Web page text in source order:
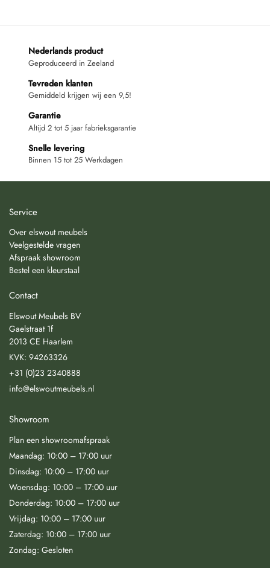
Nederlands product
Geproduceerd in Zeeland
Tevreden klanten
Gemiddeld krijgen wij een 9,5!
Garantie
Altijd 2 tot 5 jaar fabrieksgarantie
Snelle levering
Binnen 15 tot 25 Werkdagen
Service
Over elswout meubels
Veelgestelde vragen
Afspraak showroom
Bestel een kleurstaal
Contact
Elswout Meubels BV
Gaelstraat 1f
2013 CE Haarlem
KVK: 94263326
+31 (0)23 2340888
info@elswoutmeubels.nl
Showroom
Plan een showroomafspraak
Maandag: 10:00 – 17:00 uur
Dinsdag: 10:00 – 17:00 uur
Woensdag: 10:00 – 17:00 uur
Donderdag: 10:00 – 17:00 uur
Vrijdag: 10:00 – 17:00 uur
Zaterdag: 10:00 – 17:00 uur
Zondag: Gesloten